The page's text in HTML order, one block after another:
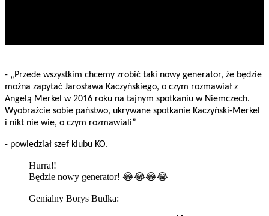
- „Przede wszystkim chcemy zrobić taki nowy generator, że będzie
można zapytać Jarosława Kaczyńskiego, o czym rozmawiał z
Angelą Merkel w 2016 roku na tajnym spotkaniu w Niemczech.
Wyobraźcie sobie państwo, ukrywane spotkanie Kaczyński-Merkel
i nikt nie wie, o czym rozmawiali”
- powiedział szef klubu KO.
Hurra‼️
Będzie nowy generator! 😂😂😂😂
Genialny Borys Budka: